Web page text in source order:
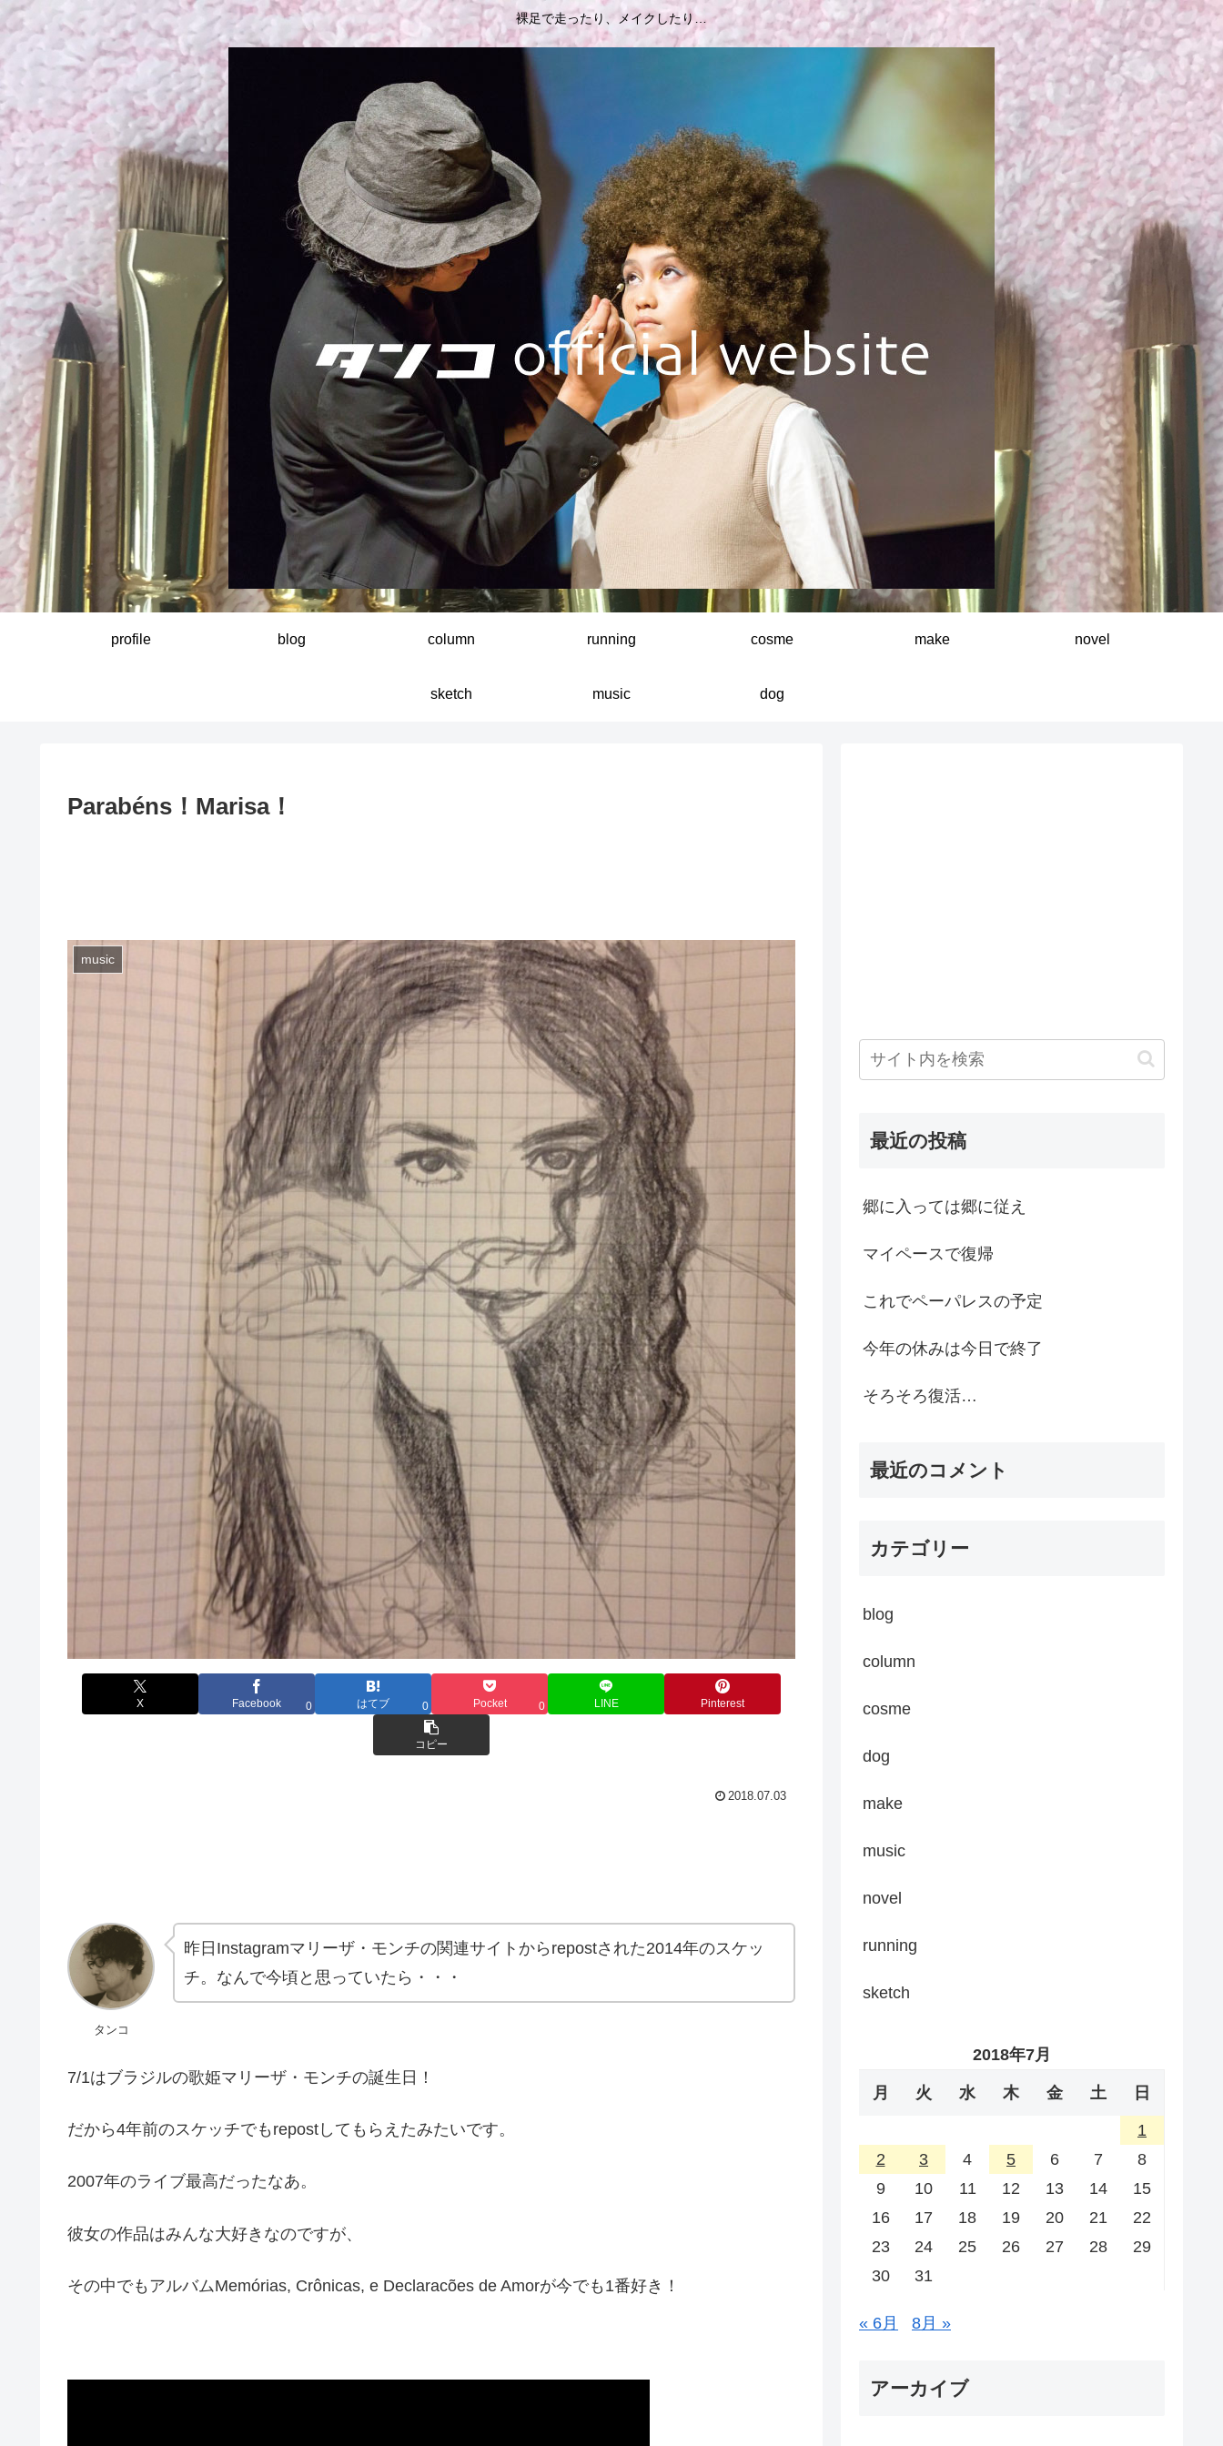
裸足で走ったり、メイクしたり…
profile blog column running cosme make novel
sketch music dog
Parabéns！Marisa！
music
X Facebook 0 はてブ 0 Pocket 0 LINE Pinterest
コピー
2018.07.03
タンコ
昨日Instagramマリーザ・モンチの関連サイトからrepostされた2014年のスケッ
チ。なんで今頃と思っていたら・・・
7/1はブラジルの歌姫マリーザ・モンチの誕生日！
だから4年前のスケッチでもrepostしてもらえたみたいです。
2007年のライブ最高だったなあ。
彼女の作品はみんな大好きなのですが、
その中でもアルバムMemórias, Crônicas, e Declaracões de Amorが今でも1番好き！
最近の投稿
郷に入っては郷に従え
マイペースで復帰
これでペーパレスの予定
今年の休みは今日で終了
そろそろ復活…
最近のコメント
カテゴリー
blog
column
cosme
dog
make
music
novel
running
sketch
2018年7月
月 火 水 木 金 土 日
1
2
3 4 5 6 7
8
9
10 11 12 13 14
15
16
17 18 19 20 21
22
23
24 25 26 27 28
29
30
31
« 6月 8月 »
アーカイブ